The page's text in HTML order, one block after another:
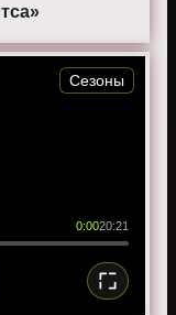
0:0020:21
Сезоны